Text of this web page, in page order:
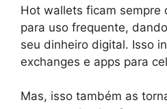
Hot wallets ficam sempre
para uso frequente,
seu dinheiro digital. Isso
exchanges e apps para
Mas, isso também as